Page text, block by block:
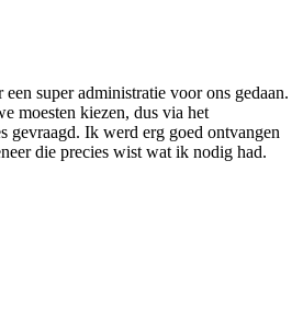
super administratie voor ons gedaan.
moesten kiezen, dus via het
gevraagd. Ik werd erg goed ontvangen
die precies wist wat ik nodig had.